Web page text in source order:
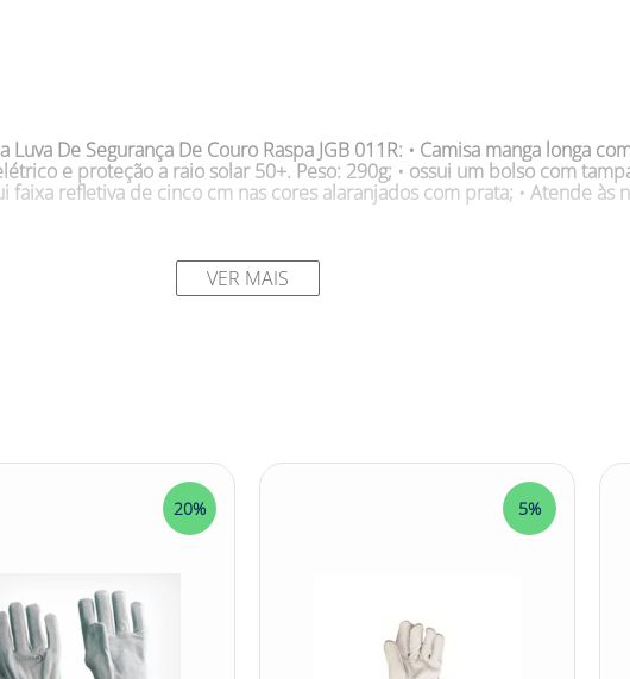
Luva De Segurança De Couro Raspa JGB 011R: • Camisa manga longa
e proteção a raio solar 50+. Peso: 290g; • ossui um bolso com
refletiva de cinco cm nas cores alaranjados com prata; • Atende às
De Couro Raspa JGB 011R: • Proteção das pernas do usuário contra
011R é a solução ideal, que oferece alto nível de proteção contra
a Luva De Segurança De Couro Raspa JGB 011R é
#luvadesegurançadecouro #luvadecouro #LuvaRaspa
VER MAIS
20% 5%